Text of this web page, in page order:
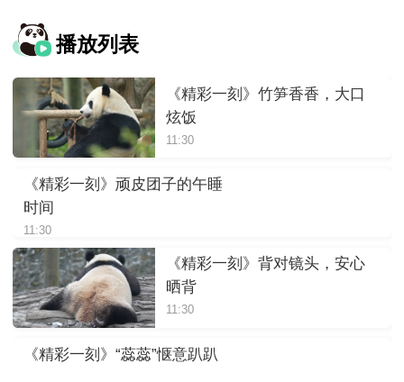
播放列表
《精彩一刻》竹笋香香，大口
炫饭
11:30
《精彩一刻》顽皮团子的午睡
时间
11:30
《精彩一刻》背对镜头，安心
晒背
11:30
《精彩一刻》“蕊蕊”惬意趴趴